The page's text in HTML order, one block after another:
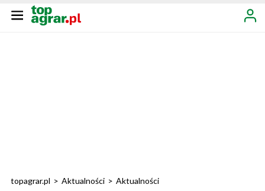
topagrar.pl > Aktualności > Aktualności